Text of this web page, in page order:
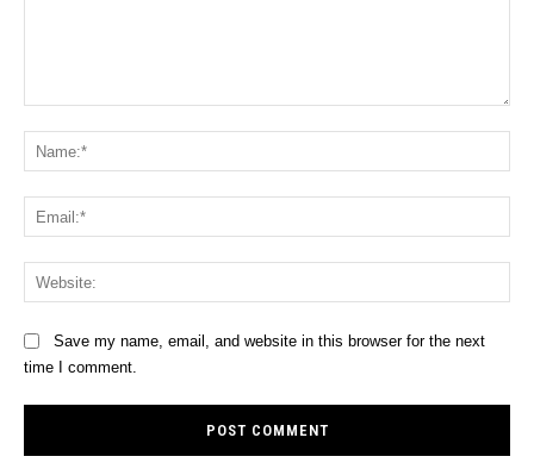
Save my name, email, and website in this browser for the next
time I comment.